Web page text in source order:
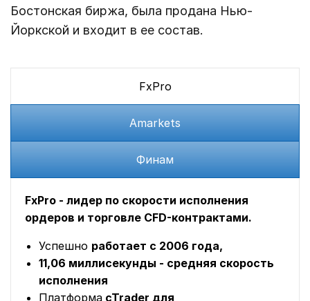
Бостонская биржа, была продана Нью-
Йоркской и входит в ее состав.
FxPro
Amarkets
Финам
FxPro - лидер по скорости исполнения
ордеров и торговле CFD-контрактами.
Успешно работает с 2006 года,
11,06 миллисекунды - средняя скорость
исполнения
Платформа cTrader для